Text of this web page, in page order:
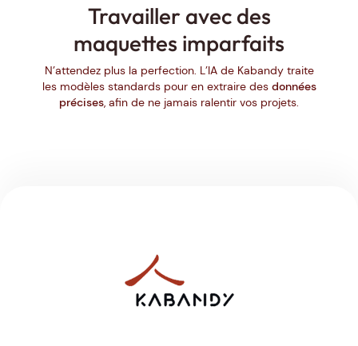
Travailler avec des
maquettes imparfaits
N’attendez plus la perfection. L’IA de Kabandy traite
les modèles standards pour en extraire des données
précises, afin de ne jamais ralentir vos projets.